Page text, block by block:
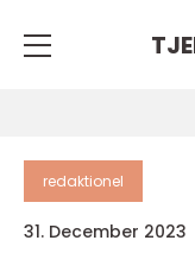
redaktionel
31. December 2023